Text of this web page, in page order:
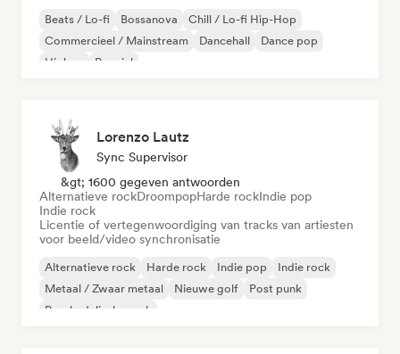
Beats / Lo-fi Bossanova
Chill / Lo-fi Hip-Hop
Commercieel / Mainstream
Dancehall
Dance pop
Hiphop
Popziel
Lorenzo Lautz
Sync Supervisor
&gt; 1600 gegeven antwoorden
Alternatieve rockDroompopHarde rockIndie pop
Indie rock
Licentie of vertegenwoordiging van tracks van artiesten
voor beeld/video synchronisatie
Alternatieve rock Harde rock Indie pop
Indie rock
Metaal / Zwaar metaal
Nieuwe golf
Post punk
Psychedelische rock